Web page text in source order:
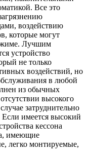
Все это
воздействию
которые могут
Лучшим
устройство
не только
воздействий, но
в любой
из обычных
высокого
затруднительно
Если имеется высокий
кессона
имеющие
легко монтируемые,